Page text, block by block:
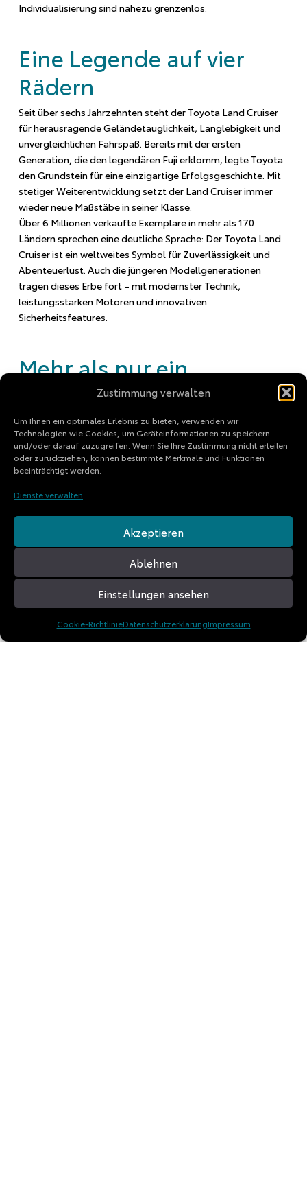
Zustimmung verwalten
Um Ihnen ein optimales Erlebnis zu bieten, verwenden wir
Technologien wie Cookies, um Geräteinformationen zu speichern
und/oder darauf zuzugreifen. Wenn Sie Ihre Zustimmung nicht erteilen
oder zurückziehen, können bestimmte Merkmale und Funktionen
beeinträchtigt werden.
Dienste verwalten
Akzeptieren
Ablehnen
Einstellungen ansehen
Cookie-RichtlinieDatenschutzerklärungImpressum
Individualisierung sind nahezu grenzenlos.
Eine Legende auf vier
Rädern
Seit über sechs Jahrzehnten steht der Toyota Land Cruiser
für herausragende Geländetauglichkeit, Langlebigkeit und
unvergleichlichen Fahrspaß. Bereits mit der ersten
Generation, die den legendären Fuji erklomm, legte Toyota
den Grundstein für eine einzigartige Erfolgsgeschichte. Mit
stetiger Weiterentwicklung setzt der Land Cruiser immer
wieder neue Maßstäbe in seiner Klasse.
Über 6 Millionen verkaufte Exemplare in mehr als 170
Ländern sprechen eine deutliche Sprache: Der Toyota Land
Cruiser ist ein weltweites Symbol für Zuverlässigkeit und
Abenteuerlust. Auch die jüngeren Modellgenerationen
tragen dieses Erbe fort – mit modernster Technik,
leistungsstarken Motoren und innovativen
Sicherheitsfeatures.
Mehr als nur ein
Geländewagen
Der Land Cruiser J70 vereint kraftvolle Performance mit
durchdachter Funktionalität. Die neueste Variante ist jetzt
mit einem 6-Gang-Automatikgetriebe erhältlich, was das
Fahrerlebnis noch angenehmer gestaltet. Ob im täglichen
dieser Geländewagen ist für jede Herausforderung
gewappnet.
Mit seinem bewährten Konzept, einer unübertroffenen
Langlebigkeit und zahlreichen
Individualisierungsmöglichkeiten bleibt der Land Cruiser J70
eine Ikone unter den Offroad-Fahrzeugen – und ein
unverzichtbarer Begleiter für alle, die sich auf echte
Abenteuer einlassen möchten.